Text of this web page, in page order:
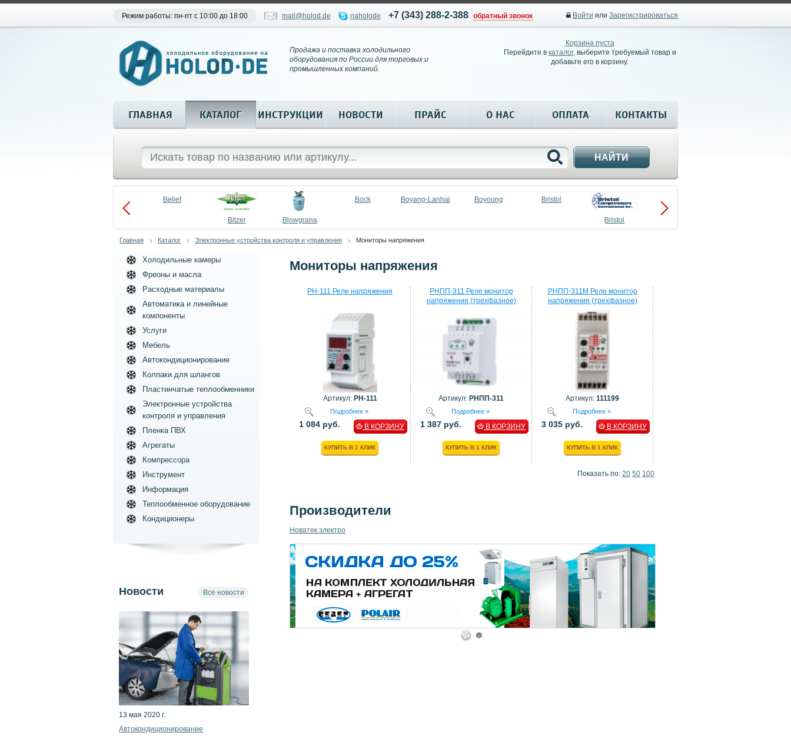
Режим работы: пн-пт с 10:00 до 18:00 mail@holod.de naholode +7 (343) 288-2-388 обратный звонок Войти или Зарегистрироваться
Продажа и поставка холодильного
оборудования по России для торговых и
промышленных компаний.
Корзина пуста
Перейдите в каталог, выберите требуемый товар и
добавьте его в корзину.
ГЛАВНАЯ КАТАЛОГ ИНСТРУКЦИИ НОВОСТИ ПРАЙС О НАС ОПЛАТА КОНТАКТЫ
НАЙТИ
Belief
Bitzer Blowgrana
Bock Boyang-Lanhai Boyoung Bristol
Bristol
Compressors
Главная Каталог Электронные устройства контроля и управления Мониторы напряжения
Мониторы напряжения
РН-111 Реле напряжения
Артикул: РН-111
Подробнее »
1 084 руб. В КОРЗИНУ
КУПИТЬ В 1 КЛИК
РНПП-311 Реле монитор
напряжения (трехфазное)
Артикул: РНПП-311
Подробнее »
1 387 руб. В КОРЗИНУ
КУПИТЬ В 1 КЛИК
РНПП-311М Реле монитор
напряжения (трехфазное)
Артикул: 111199
Подробнее »
3 035 руб. В КОРЗИНУ
КУПИТЬ В 1 КЛИК
Показать по: 20 50 100
Производители
Новатек электро
1 2
Холодильные камеры
Фреоны и масла
Расходные материалы
Автоматика и линейные
компоненты
Услуги
Мебель
Автокондиционирование
Колпаки для шлангов
Пластинчатые теплообменники
Электронные устройства
контроля и управления
Пленка ПВХ
Агрегаты
Компрессора
Инструмент
Информация
Теплообменное оборудование
Кондиционеры
Новости Все новости
13 мая 2020 г.
Автокондиционирование